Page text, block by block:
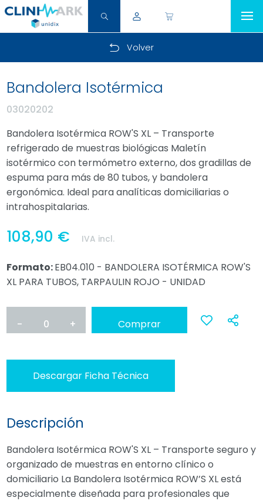
Volver
Bandolera Isotérmica
03020202
Bandolera Isotérmica ROW'S XL – Transporte
refrigerado de muestras biológicas Maletín
isotérmico con termómetro externo, dos gradillas de
espuma para más de 80 tubos, y bandolera
ergonómica. Ideal para analíticas domiciliarias o
intrahospitalarias.
108,90 € IVA incl.
Formato:EB04.010 - BANDOLERA ISOTÉRMICA ROW'S
XL PARA TUBOS, TARPAULIN ROJO - UNIDAD
- 0 + Comprar
Descargar Ficha Técnica
Descripción
Bandolera Isotérmica ROW'S XL – Transporte seguro y
organizado de muestras en entorno clínico o
domiciliario La Bandolera Isotérmica ROW’S XL está
especialmente diseñada para profesionales que